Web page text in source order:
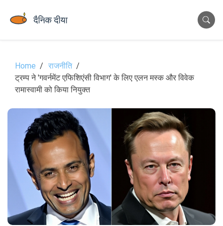
Home
राजनीति
ट्रम्प ने 'गवर्नमेंट एफिशिएंसी विभाग' के लिए एलन मस्क और विवेक
रामास्वामी को किया नियुक्त